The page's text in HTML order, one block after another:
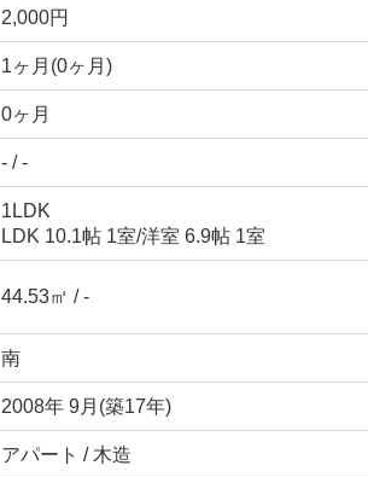
2,000円
1ヶ月(0ヶ月)
0ヶ月
- / -
1LDK
LDK 10.1帖 1室/洋室 6.9帖 1室
44.53㎡ / -
南
2008年 9月(築17年)
アパート / 木造